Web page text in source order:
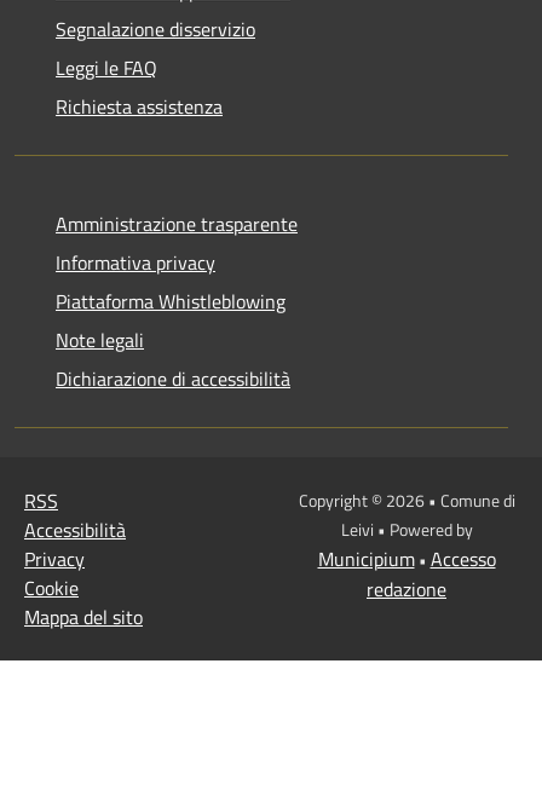
Segnalazione disservizio
Leggi le FAQ
Richiesta assistenza
Amministrazione trasparente
Informativa privacy
Piattaforma Whistleblowing
Note legali
Dichiarazione di accessibilità
RSS
Accessibilità
Privacy
Cookie
Mappa del sito
Copyright © 2026 • Comune di
Leivi • Powered by
Municipium• Accesso
redazione